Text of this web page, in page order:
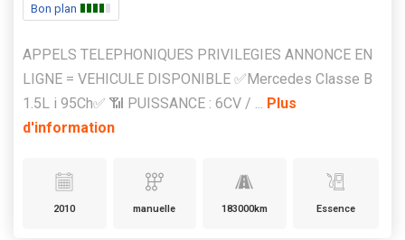
Bon plan
APPELS TELEPHONIQUES PRIVILEGIES ANNONCE EN
LIGNE = VEHICULE DISPONIBLE ✅Mercedes Classe B
1.5L i 95Ch✅ 📶 PUISSANCE : 6CV / ... Plus
d'information
2010 manuelle 183000km Essence